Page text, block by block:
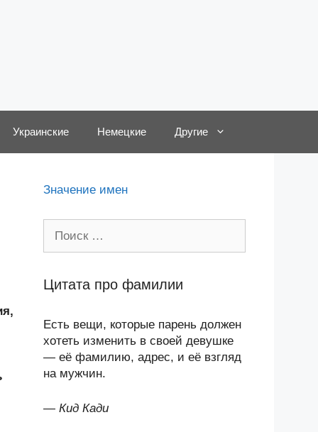
Украинские Немецкие Другие
Значение имен
Цитата про фамилии
Есть вещи, которые парень должен
хотеть изменить в своей девушке
— её фамилию, адрес, и её взгляд
на мужчин.
— Кид Кади